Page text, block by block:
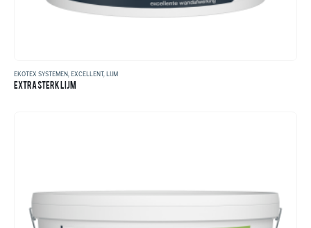
EKOTEX SYSTEMEN EXCELLENT, LIJM
EXTRA STERK LIJM